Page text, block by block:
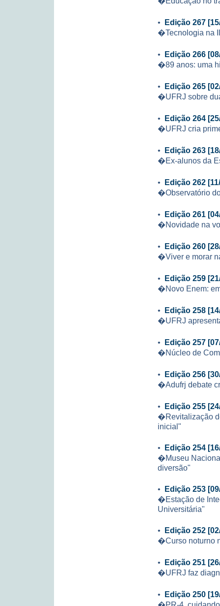
• Edição 267
�Tecnologia na
• Edição 266
�89 anos: uma
• Edição 265
�UFRJ sobre
• Edição 264
�UFRJ cria
• Edição 263
�Ex-alunos da
• Edição 262
�Observatório
• Edição 261
�Novidade na
• Edição 260
�Viver e morar
• Edição 259
�Novo Enem:
• Edição 258
�UFRJ
• Edição 257
�Núcleo de
• Edição 256
�Adufrj debate
• Edição 255
�Revitalização
inicial"
• Edição 254
�Museu
diversão"
• Edição 253
�Estação de
Universitária"
• Edição 252
�Curso noturno
• Edição 251
�UFRJ faz
• Edição 250